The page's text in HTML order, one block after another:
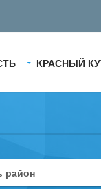
КРАСНЫЙ
район